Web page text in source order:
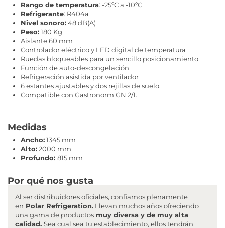
Rango de temperatura: -25ºC a -10ºC
Refrigerante: R404a
Nivel sonoro:48 dB(A)
Peso:180 Kg
Aislante 60 mm
Controlador eléctrico y LED digital de temperatura
Ruedas bloqueables para un sencillo posicionamiento
Función de auto-descongelación
Refrigeración asistida por ventilador
6 estantes ajustables y dos rejillas de suelo.
Compatible con Gastronorm GN 2/1.
Medidas
Ancho:1345 mm
Alto:2000 mm
Profundo: 815 mm
Por qué nos gusta
Al ser distribuidores oficiales, confiamos plenamente
en Polar Refrigeration. Llevan muchos años ofreciendo
una gama de productos muy diversa y de muy alta
calidad. Sea cual sea tu establecimiento, ellos tendrán